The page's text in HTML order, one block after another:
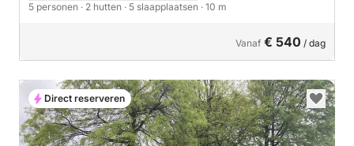
5 personen · 2 hutten · 5 slaapplaatsen · 10 m
Vanaf € 540 / dag
Direct reserveren